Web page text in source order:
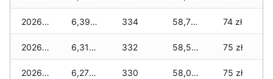
2026-05-03 6,390 zł 334 58,770 zł 74 zł
2026-05-02 6,310 zł 332 58,560 zł 75 zł
2026-05-01 6,270 zł 330 58,060 zł 75 zł